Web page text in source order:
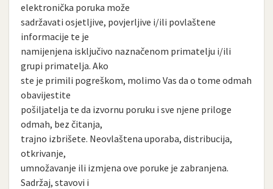
elektronička poruka može
sadržavati osjetljive, povjerljive i/ili povlaštene
informacije te je
namijenjena isključivo naznačenom primatelju i/ili
grupi primatelja. Ako
ste je primili pogreškom, molimo Vas da o tome odmah
obavijestite
pošiljatelja te da izvornu poruku i sve njene priloge
odmah, bez čitanja,
trajno izbrišete. Neovlaštena uporaba, distribucija,
otkrivanje,
umnožavanje ili izmjena ove poruke je zabranjena.
Sadržaj, stavovi i